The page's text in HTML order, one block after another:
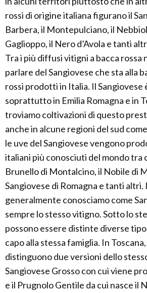
rossi di origine italiana figurano il
Barbera, il Montepulciano, il
Gaglioppo, il Nero d’Avola e tanti
Tra i più diffusi vitigni a bacca rossa
parlare del Sangiovese che sta alla
rossi prodotti in Italia. Il Sangiovese
soprattutto in Emilia Romagna e in
troviamo coltivazioni di questo
anche in alcune regioni del sud
le uve del Sangiovese vengono
italiani più conosciuti del mondo tra
Brunello di Montalcino, il Nobile di
Sangiovese di Romagna e tanti altri.
generalmente conosciamo come
sempre lo stesso vitigno. Sotto lo
possono essere distinte diverse
capo alla stessa famiglia. In
distinguono due versioni dello
Sangiovese Grosso con cui viene
e il Prugnolo Gentile da cui nasce il